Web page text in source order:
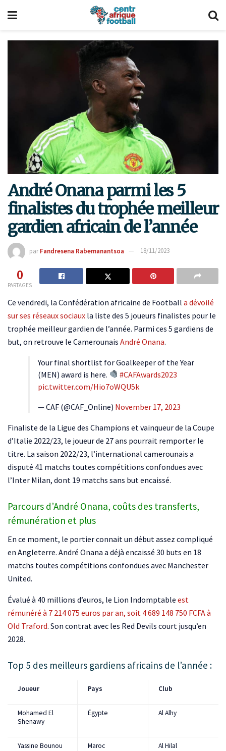
André Onana parmi les 5
finalistes du trophée meilleur
gardien africain de l’année
par Fandresena Rabemanantsoa 18/11/2023
0
PARTAGES
Ce vendredi, la Confédération africaine de Football a dévoilé
sur ses réseaux sociaux la liste des 5 joueurs finalistes pour le
trophée meilleur gardien de l’année. Parmi ces 5 gardiens de
but, on retrouve le Camerounais André Onana.
Your final shortlist for Goalkeeper of the Year
(MEN) award is here.
#CAFAwards2023
pic.twitter.com/Hio7oWQU5k
— CAF (@CAF_Online) November 17, 2023
Finaliste de la Ligue des Champions et vainqueur de la Coupe
d’Italie 2022/23, le joueur de 27 ans pourrait remporter le
titre. La saison 2022/23, l’international camerounais a
disputé 41 matchs toutes compétitions confondues avec
l’Inter Milan, dont 19 matchs sans but encaissé.
Parcours d’André Onana, coûts des transferts,
rémunération et plus
En ce moment, le portier connait un début assez compliqué
en Angleterre. André Onana a déjà encaissé 30 buts en 18
matchs toutes compétitions confondues avec Manchester
United.
Évalué à 40 millions d’euros, le Lion Indomptable est
rémunéré à 7 214 075 euros par an, soit 4 689 148 750 FCFA à
Old Traford. Son contrat avec les Red Devils court jusqu’en
2028.
Top 5 des meilleurs gardiens africains de l’année :
Joueur Pays Club
Mohamed El
Shenawy
Égypte Al Alhy
Yassine Bounou Maroc Al Hilal